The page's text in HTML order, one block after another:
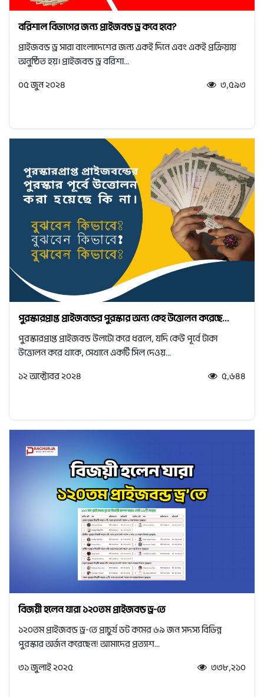
বরিশাল বিভাগের জন্য প্রাইজবন্ড ড্র কবে হবে?
প্রাইজবন্ড ড্র সারা বাংলাদেশের জন্য একই দিনে এবং একই প্রক্রিয়ায়
অনুষ্ঠিত হয়। প্রাইজবন্ড ড্র বরিশা...
০৫ জুন ২০২৪
৩,৫৯৩
পুরস্কারপ্রাপ্ত প্রাইজবন্ডের পুরস্কার অন্য কেহ উত্তোলন করেছে...
পুরস্কারপ্রাপ্ত প্রাইজবন্ড উলটো করে ধরলে, যদি কেউ পূর্বে টাকা
উত্তোলন করে থাকে, সেখানে একটি সিল দেওয়...
১২ অক্টোবর ২০২৪
৫,৬৪৪
বিজয়ী হলেন যারা ১২০তম প্রাইজবন্ড ড্র-তে
১২০তম প্রাইজবন্ড ড্র-তে প্রাচুর্য ডট কমের ৬৯ জন সদস্য বিভিন্ন
পুরস্কার অর্জন করেছেন! আমাদের প্রত্যাশ...
৩১ জুলাই ২০২৫
৩৩৮,২১০